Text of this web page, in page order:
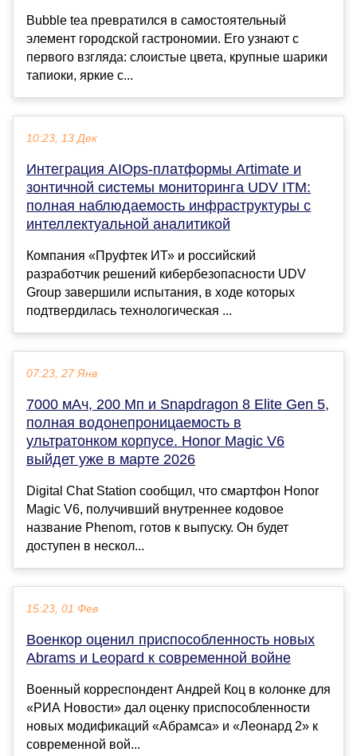
Bubble tea превратился в самостоятельный
элемент городской гастрономии. Его узнают с
первого взгляда: слоистые цвета, крупные шарики
тапиоки, яркие с...
10:23, 13 Дек
Интеграция AIOps-платформы Artimate и
зонтичной системы мониторинга UDV ITM:
полная наблюдаемость инфраструктуры с
интеллектуальной аналитикой
Компания «Пруфтек ИТ» и российский
разработчик решений кибербезопасности UDV
Group завершили испытания, в ходе которых
подтвердилась технологическая ...
07:23, 27 Янв
7000 мАч, 200 Мп и Snapdragon 8 Elite Gen 5,
полная водонепроницаемость в
ультратонком корпусе. Honor Magic V6
выйдет уже в марте 2026
Digital Chat Station сообщил, что смартфон Honor
Magic V6, получивший внутреннее кодовое
название Phenom, готов к выпуску. Он будет
доступен в нескол...
15:23, 01 Фев
Военкор оценил приспособленность новых
Abrams и Leopard к современной войне
Военный корреспондент Андрей Коц в колонке для
«РИА Новости» дал оценку приспособленности
новых модификаций «Абрамса» и «Леонард 2» к
современной вой...